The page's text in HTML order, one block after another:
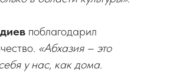
поблагодарил
«Абхазия – это
у нас, как дома.